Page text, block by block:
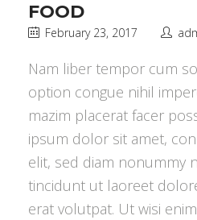
FOOD
February 23, 2017
Nam liber tempor cum
option congue nihil
mazim placerat facer
ipsum dolor sit amet,
elit, sed diam nonummy
tincidunt ut laoreet
erat volutpat. Ut wisi